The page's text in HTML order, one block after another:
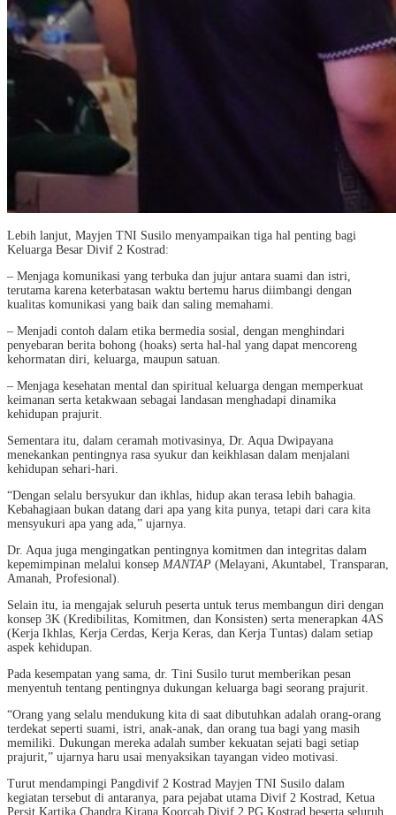
Lebih lanjut, Mayjen TNI Susilo menyampaikan tiga hal penting bagi
Keluarga Besar Divif 2 Kostrad:
– Menjaga komunikasi yang terbuka dan jujur antara suami dan istri,
terutama karena keterbatasan waktu bertemu harus diimbangi dengan
kualitas komunikasi yang baik dan saling memahami.
– Menjadi contoh dalam etika bermedia sosial, dengan menghindari
penyebaran berita bohong (hoaks) serta hal-hal yang dapat mencoreng
kehormatan diri, keluarga, maupun satuan.
– Menjaga kesehatan mental dan spiritual keluarga dengan memperkuat
keimanan serta ketakwaan sebagai landasan menghadapi dinamika
kehidupan prajurit.
Sementara itu, dalam ceramah motivasinya, Dr. Aqua Dwipayana
menekankan pentingnya rasa syukur dan keikhlasan dalam menjalani
kehidupan sehari-hari.
“Dengan selalu bersyukur dan ikhlas, hidup akan terasa lebih bahagia.
Kebahagiaan bukan datang dari apa yang kita punya, tetapi dari cara kita
mensyukuri apa yang ada,” ujarnya.
Dr. Aqua juga mengingatkan pentingnya komitmen dan integritas dalam
kepemimpinan melalui konsep MANTAP (Melayani, Akuntabel, Transparan,
Amanah, Profesional).
Selain itu, ia mengajak seluruh peserta untuk terus membangun diri dengan
konsep 3K (Kredibilitas, Komitmen, dan Konsisten) serta menerapkan 4AS
(Kerja Ikhlas, Kerja Cerdas, Kerja Keras, dan Kerja Tuntas) dalam setiap
aspek kehidupan.
Pada kesempatan yang sama, dr. Tini Susilo turut memberikan pesan
menyentuh tentang pentingnya dukungan keluarga bagi seorang prajurit.
“Orang yang selalu mendukung kita di saat dibutuhkan adalah orang-orang
terdekat seperti suami, istri, anak-anak, dan orang tua bagi yang masih
memiliki. Dukungan mereka adalah sumber kekuatan sejati bagi setiap
prajurit,” ujarnya haru usai menyaksikan tayangan video motivasi.
Turut mendampingi Pangdivif 2 Kostrad Mayjen TNI Susilo dalam
kegiatan tersebut di antaranya, para pejabat utama Divif 2 Kostrad, Ketua
Persit Kartika Chandra Kirana Koorcab Divif 2 PG Kostrad beserta seluruh